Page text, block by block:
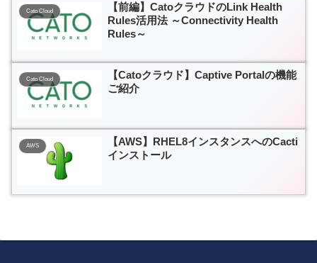
Cato Cloud
【前編】CatoクラウドのLink Health
Rules活用法 ～Connectivity Health
Rules～
Cato Cloud
【Catoクラウド】Captive Portalの機能
ご紹介
AWS
【AWS】RHEL8インスタンスへのCacti
インストール